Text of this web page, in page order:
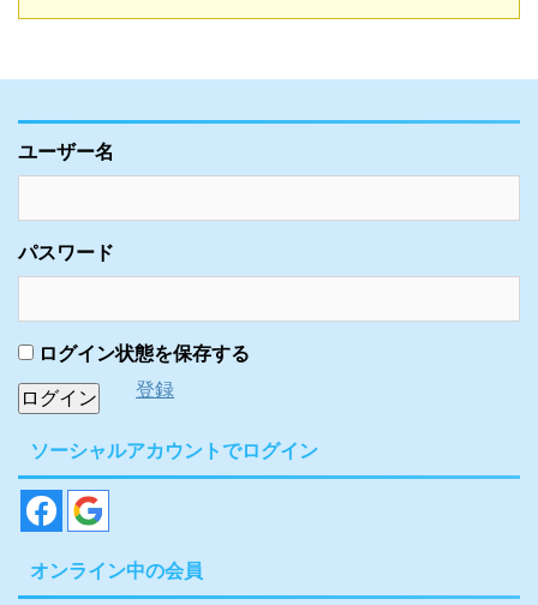
ユーザー名
パスワード
ログイン状態を保存する
登録
ソーシャルアカウントでログイン
オンライン中の会員